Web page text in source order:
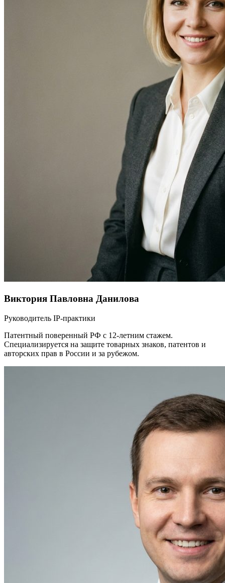
Виктория Павловна Данилова
Руководитель IP-практики
Патентный поверенный РФ с 12-летним стажем.
Специализируется на защите товарных знаков, патентов и
авторских прав в России и за рубежом.